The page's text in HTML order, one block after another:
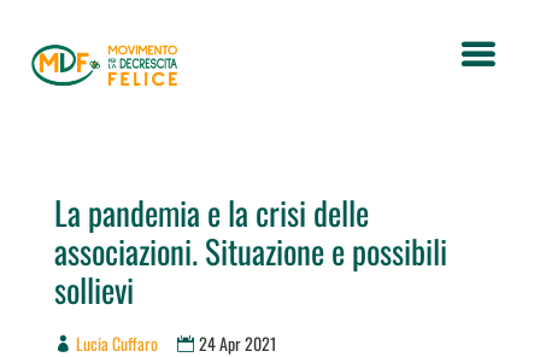
La pandemia e la crisi delle
associazioni. Situazione e possibili
sollievi
Lucia Cuffaro 24 Apr 2021